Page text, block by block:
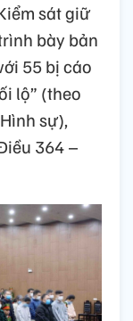
sát giữ
bày bản
55 bị cáo
lộ” (theo
sự),
364 –